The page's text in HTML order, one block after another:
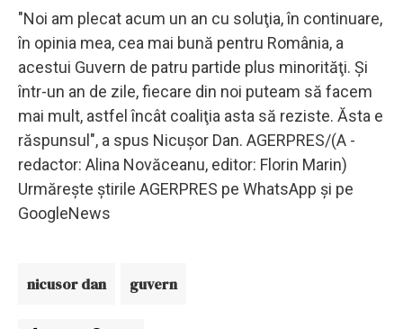
"Noi am plecat acum un an cu soluţia, în continuare,
în opinia mea, cea mai bună pentru România, a
acestui Guvern de patru partide plus minorităţi. Şi
într-un an de zile, fiecare din noi puteam să facem
mai mult, astfel încât coaliţia asta să reziste. Ăsta e
răspunsul", a spus Nicuşor Dan. AGERPRES/(A -
redactor: Alina Novăceanu, editor: Florin Marin)
Urmăreşte ştirile AGERPRES pe WhatsApp şi pe
GoogleNews
nicusor dan guvern